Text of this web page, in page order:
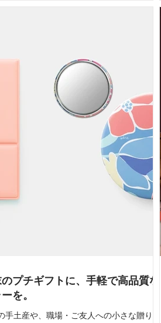
行中のメイク直しに便利。手帳サイズのM
ヘアセットまで快適に整えられます。 写
プチギフトに、手軽で高品質な
を。
手土産や、職場・ご友人への小さな贈り物